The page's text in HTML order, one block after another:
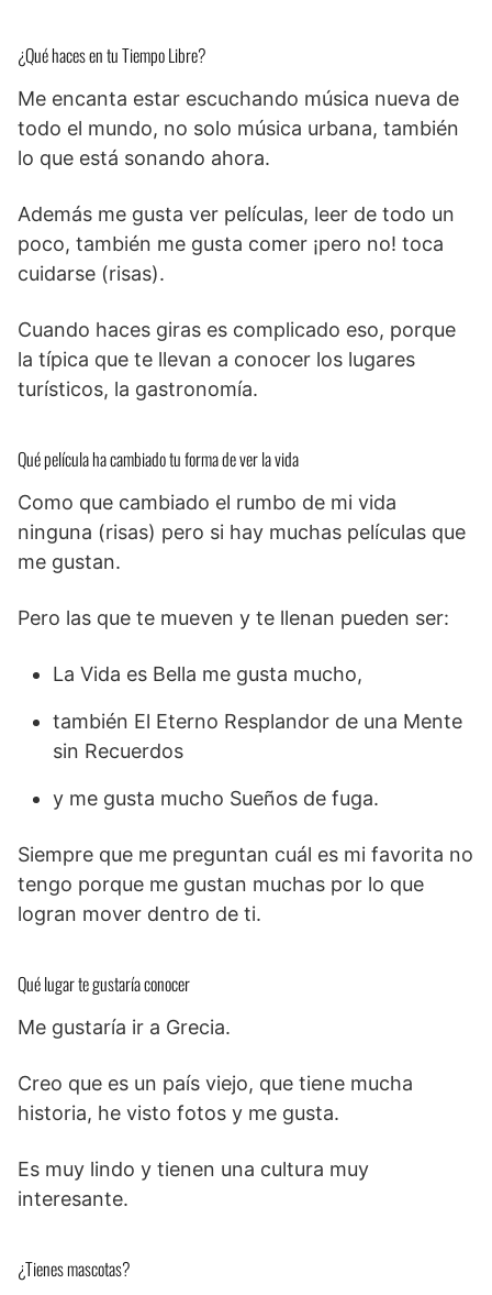
¿Qué haces en tu Tiempo Libre?
Me encanta estar escuchando música nueva de
todo el mundo, no solo música urbana, también
lo que está sonando ahora.
Además me gusta ver películas, leer de todo un
poco, también me gusta comer ¡pero no! toca
cuidarse (risas).
Cuando haces giras es complicado eso, porque
la típica que te llevan a conocer los lugares
turísticos, la gastronomía.
Qué película ha cambiado tu forma de ver la vida
Como que cambiado el rumbo de mi vida
ninguna (risas) pero si hay muchas películas que
me gustan.
Pero las que te mueven y te llenan pueden ser:
La Vida es Bella me gusta mucho,
también El Eterno Resplandor de una Mente
sin Recuerdos
y me gusta mucho Sueños de fuga.
Siempre que me preguntan cuál es mi favorita no
tengo porque me gustan muchas por lo que
logran mover dentro de ti.
Qué lugar te gustaría conocer
Me gustaría ir a Grecia.
Creo que es un país viejo, que tiene mucha
historia, he visto fotos y me gusta.
Es muy lindo y tienen una cultura muy
interesante.
¿Tienes mascotas?